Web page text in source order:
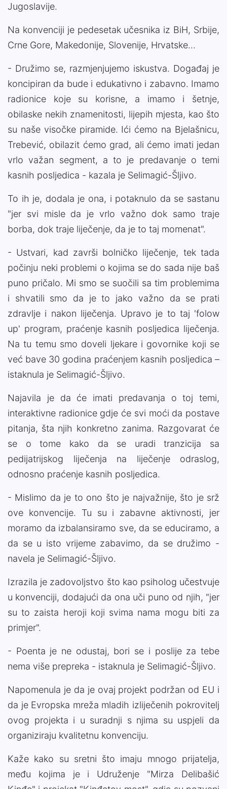
Jugoslavije.
Na konvenciji je pedesetak učesnika iz BiH, Srbije,
Crne Gore, Makedonije, Slovenije, Hrvatske...
- Družimo se, razmjenjujemo iskustva. Događaj je
koncipiran da bude i edukativno i zabavno. Imamo
radionice koje su korisne, a imamo i šetnje,
obilaske nekih znamenitosti, lijepih mjesta, kao što
su naše visočke piramide. Ići ćemo na Bjelašnicu,
Trebević, obilazit ćemo grad, ali ćemo imati jedan
vrlo važan segment, a to je predavanje o temi
kasnih posljedica - kazala je Selimagić-Šljivo.
To ih je, dodala je ona, i potaknulo da se sastanu
"jer svi misle da je vrlo važno dok samo traje
borba, dok traje liječenje, da je to taj momenat".
- Ustvari, kad završi bolničko liječenje, tek tada
počinju neki problemi o kojima se do sada nije baš
puno pričalo. Mi smo se suočili sa tim problemima
i shvatili smo da je to jako važno da se prati
zdravlje i nakon liječenja. Upravo je to taj 'folow
up' program, praćenje kasnih posljedica liječenja.
Na tu temu smo doveli ljekare i govornike koji se
već bave 30 godina praćenjem kasnih posljedica –
istaknula je Selimagić-Šljivo.
Najavila je da će imati predavanja o toj temi,
interaktivne radionice gdje će svi moći da postave
pitanja, šta njih konkretno zanima. Razgovarat će
se o tome kako da se uradi tranzicija sa
pedijatrijskog liječenja na liječenje odraslog,
odnosno praćenje kasnih posljedica.
- Mislimo da je to ono što je najvažnije, što je srž
ove konvencije. Tu su i zabavne aktivnosti, jer
moramo da izbalansiramo sve, da se educiramo, a
da se u isto vrijeme zabavimo, da se družimo -
navela je Selimagić-Šljivo.
Izrazila je zadovoljstvo što kao psiholog učestvuje
u konvenciji, dodajući da ona uči puno od njih, "jer
su to zaista heroji koji svima nama mogu biti za
primjer".
- Poenta je ne odustaj, bori se i poslije za tebe
nema više prepreka - istaknula je Selimagić-Šljivo.
Napomenula je da je ovaj projekt podržan od EU i
da je Evropska mreža mladih izliječenih pokrovitelj
ovog projekta i u suradnji s njima su uspjeli da
organiziraju kvalitetnu konvenciju.
Kaže kako su sretni što imaju mnogo prijatelja,
među kojima je i Udruženje "Mirza Delibašić